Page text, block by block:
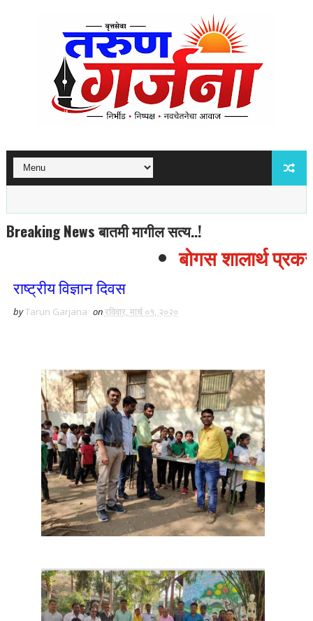
Breaking News बातमी मागील सत्य..!
बोगस शालार्थ
राष्ट्रीय विज्ञान दिवस
byTarun Garjana onरविवार, मार्च ०१, २०२०